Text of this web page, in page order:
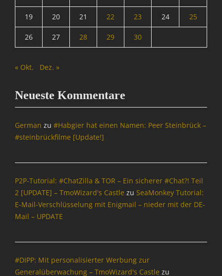
n
M
T
I
Ü
b
w
c
u
n
g
,
19 20 21 22 23 24 25
26 27 28 29 30
« Okt. Dez. »
Neueste Kommentare
German zu #Habgier hat einen Namen: Peer Steinbrück –
#steinbrückfilme [Update!]
P2P-Tutorial: #ChatZilla & TOR – Ein sicherer #Chat?! Teil
2 [UPDATE] – TmoWizard's Castle zu SeaMonkey Tutorial:
E-Mail-Verschlüsselung mit Enigmail – nieder mit der DE-
Mail – UPDATE
#DIPP: Mit personalisierter Werbung zur
Generalüberwachung – TmoWizard's Castle zu